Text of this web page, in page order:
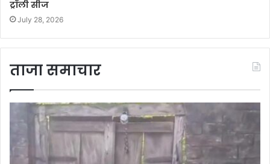
ट्रॉली सीज
July 28, 2026
ताजा समाचार